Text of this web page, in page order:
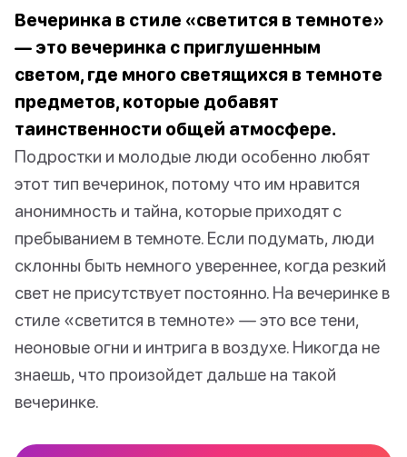
Вечеринка в стиле «светится в темноте»
— это вечеринка с приглушенным
светом, где много светящихся в темноте
предметов, которые добавят
таинственности общей атмосфере.
Подростки и молодые люди особенно любят
этот тип вечеринок, потому что им нравится
анонимность и тайна, которые приходят с
пребыванием в темноте. Если подумать, люди
склонны быть немного увереннее, когда резкий
свет не присутствует постоянно. На вечеринке в
стиле «светится в темноте» — это все тени,
неоновые огни и интрига в воздухе. Никогда не
знаешь, что произойдет дальше на такой
вечеринке.